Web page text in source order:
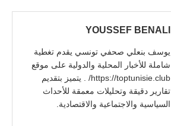
YOUSSEF BENALI
يوسف بنعلي صحفي تونسي يقدم تغطية
شاملة للأخبار المحلية والدولية على موقع
https://toptunisie.club/ . يتميز بتقديم
تقارير دقيقة وتحليلات معمقة للأحداث
السياسية والاجتماعية والاقتصادية.